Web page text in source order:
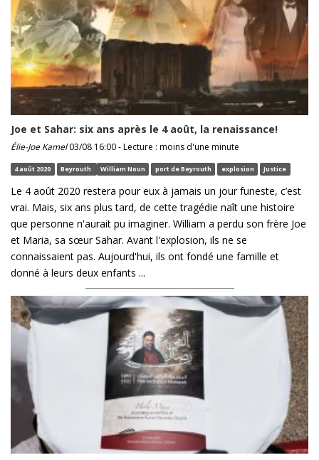
Joe et Sahar: six ans après le 4 août, la renaissance!
Élie-Joe Kamel03/08 16:00 - Lecture : moins d'une minute
4 août 2020 Beyrouth William Noun port de Beyrouth explosion Justice
Le 4 août 2020 restera pour eux à jamais un jour funeste, c’est
vrai. Mais, six ans plus tard, de cette tragédie naît une histoire
que personne n'aurait pu imaginer. William a perdu son frère Joe
et Maria, sa sœur Sahar. Avant l'explosion, ils ne se
connaissaient pas. Aujourd'hui, ils ont fondé une famille et
donné à leurs deux enfants ...